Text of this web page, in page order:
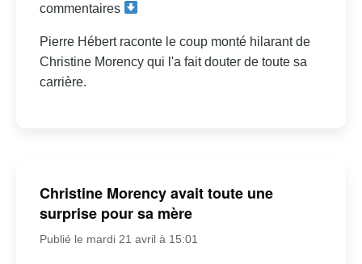
commentaires
Pierre Hébert raconte le coup monté hilarant de
Christine Morency qui l'a fait douter de toute sa
carrière.
Christine Morency avait toute une
surprise pour sa mère
Publié le mardi 21 avril à 15:01